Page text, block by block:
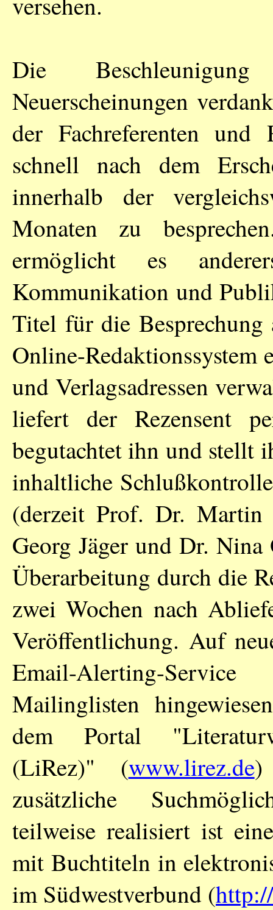
Die
Neuerscheinungen
der Fachreferenten und
schnell nach dem
innerhalb der
Monaten zu
ermöglicht es
Kommunikation und
Titel für die
Online-Redaktionssystem
und Verlagsadressen
liefert der Rezensent
begutachtet ihn und stellt
inhaltliche
(derzeit Prof. Dr. Martin
Georg Jäger und Dr.
Überarbeitung durch die
zwei Wochen nach
Veröffentlichung. Auf
Email-Alerting-
Mailinglisten
dem Portal
(LiRez)" (www.lirez.de)
zusätzliche
teilweise realisiert ist
mit Buchtiteln in
im Südwestverbund (